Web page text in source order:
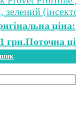
ціна:
грн.Поточна